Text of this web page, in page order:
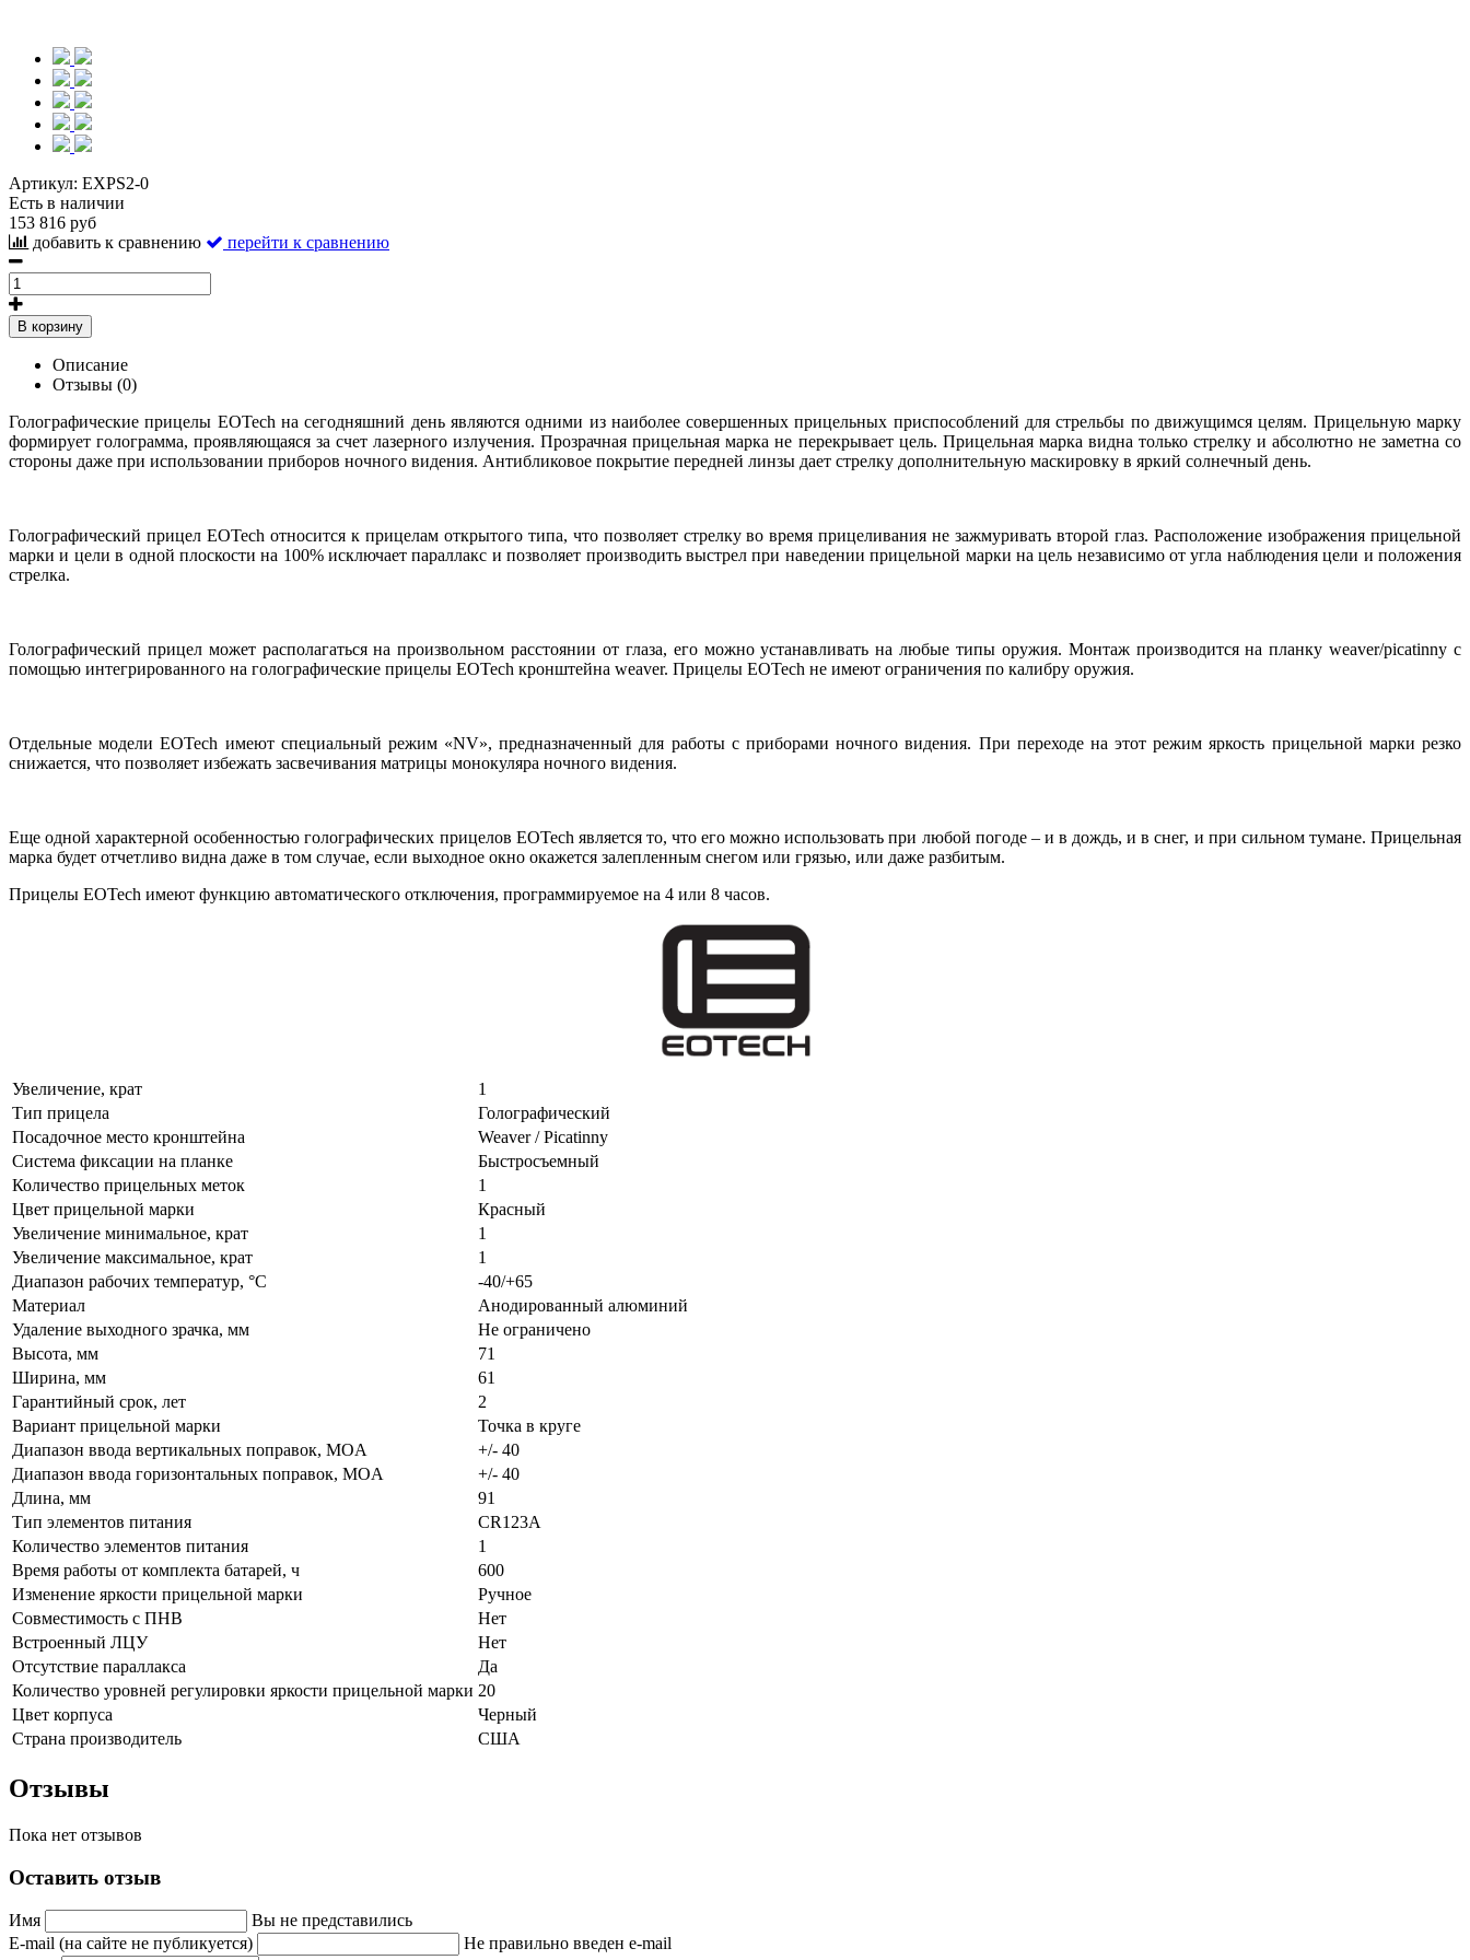
Артикул: EXPS2-0
Есть в наличии
153 816 руб
добавить к сравнению
перейти к сравнению
В корзину
Описание
Отзывы (0)
Голографические прицелы EOTech на сегодняшний день являются одними из наиболее совершенных прицельных приспособлений для стрельбы по движущимся целям. Прицельную марку
формирует голограмма, проявляющаяся за счет лазерного излучения. Прозрачная прицельная марка не перекрывает цель. Прицельная марка видна только стрелку и абсолютно не заметна со
стороны даже при использовании приборов ночного видения. Антибликовое покрытие передней линзы дает стрелку дополнительную маскировку в яркий солнечный день.
Голографический прицел EOTech относится к прицелам открытого типа, что позволяет стрелку во время прицеливания не зажмуривать второй глаз. Расположение изображения прицельной
марки и цели в одной плоскости на 100% исключает параллакс и позволяет производить выстрел при наведении прицельной марки на цель независимо от угла наблюдения цели и положения
стрелка.
Голографический прицел может располагаться на произвольном расстоянии от глаза, его можно устанавливать на любые типы оружия. Монтаж производится на планку weaver/picatinny с
помощью интегрированного на голографические прицелы EOTech кронштейна weaver. Прицелы EOTech не имеют ограничения по калибру оружия.
Отдельные модели EOTech имеют специальный режим «NV», предназначенный для работы с приборами ночного видения. При переходе на этот режим яркость прицельной марки резко
снижается, что позволяет избежать засвечивания матрицы монокуляра ночного видения.
Еще одной характерной особенностью голографических прицелов EOTech является то, что его можно использовать при любой погоде – и в дождь, и в снег, и при сильном тумане. Прицельная
марка будет отчетливо видна даже в том случае, если выходное окно окажется залепленным снегом или грязью, или даже разбитым.
Прицелы EOTech имеют функцию автоматического отключения, программируемое на 4 или 8 часов.
Увеличение, крат
1
Тип прицела
Голографический
Посадочное место кронштейна
Weaver / Picatinny
Система фиксации на планке
Быстросъемный
Количество прицельных меток
1
Цвет прицельной марки
Красный
Увеличение минимальное, крат
1
Увеличение максимальное, крат
1
Диапазон рабочих температур, °C
-40/+65
Материал
Анодированный алюминий
Удаление выходного зрачка, мм
Не ограничено
Высота, мм
71
Ширина, мм
61
Гарантийный срок, лет
2
Вариант прицельной марки
Точка в круге
Диапазон ввода вертикальных поправок, MOA
+/- 40
Диапазон ввода горизонтальных поправок, MOA
+/- 40
Длина, мм
91
Тип элементов питания
CR123A
Количество элементов питания
1
Время работы от комплекта батарей, ч
600
Изменение яркости прицельной марки
Ручное
Совместимость с ПНВ
Нет
Встроенный ЛЦУ
Нет
Отсутствие параллакса
Да
Количество уровней регулировки яркости прицельной марки 20
Цвет корпуса
Черный
Страна производитель
США
Отзывы
Пока нет отзывов
Оставить отзыв
Имя
Вы не представились
E-mail (на сайте не публикуется)
Не правильно введен e-mail